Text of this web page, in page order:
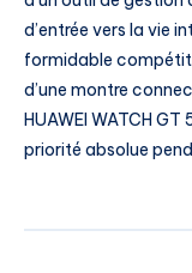
d’entrée vers la vie
formidable
d’une montre
HUAWEI WATCH
priorité absolue